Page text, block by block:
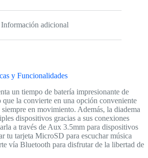
Información adicional
y Funcionalidades
un tiempo de batería impresionante de
que la convierte en una opción conveniente
siempre en movimiento. Además, la diadema
dispositivos gracias a sus conexiones
a través de Aux 3.5mm para dispositivos
tu tarjeta MicroSD para escuchar música
vía Bluetooth para disfrutar de la libertad de